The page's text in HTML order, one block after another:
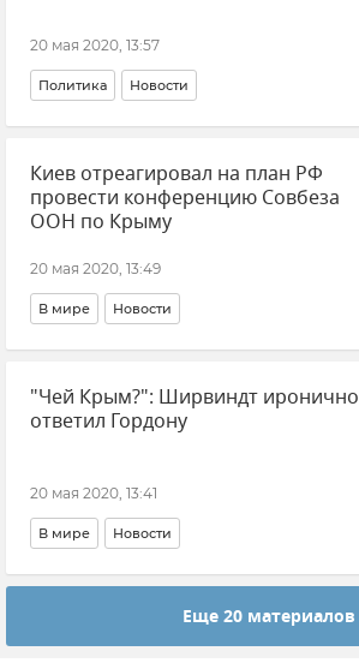
20 мая 2020, 13:57
Политика Новости
Киев отреагировал на план РФ
провести конференцию Совбеза
ООН по Крыму
20 мая 2020, 13:49
В мире Новости
"Чей Крым?": Ширвиндт иронично
ответил Гордону
20 мая 2020, 13:41
В мире Новости
Еще 20 материалов